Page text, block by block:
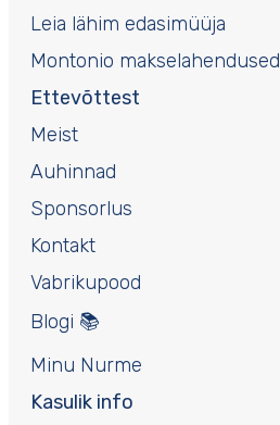
Kasulik info
Ettevõttest
Meist
Auhinnad
Sponsorlus
Kontakt
Vabrikupood
Blogi 📚
Minu Nurme
Leia lähim edasimüüja
Montonio makselahendused